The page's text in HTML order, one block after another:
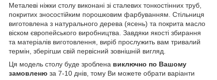
Металеві ніжки столу виконані зі сталевих тонкостінних труб,
покритих зносостійким порошковим фарбуванням. Стільниця
виготовлена з натурального дерева (ясень) та покрита масло
віском європейського виробництва. Завдяки якості збирання
та матеріалів виготовлення, виріб прослужить вам тривалий
термін, зберігши свій первісний зовнішній вигляд.
Ця модель столу буде зроблена виключно по Вашому
замовленю за 7-10 днів, тому Ви можете обрати варіанти